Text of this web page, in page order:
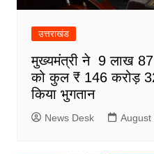
उत्तराखंड
मुख्यमंत्री ने 9 लाख 87
को कुल ₹ 146 करोड़
किया भुगतान
News Desk August